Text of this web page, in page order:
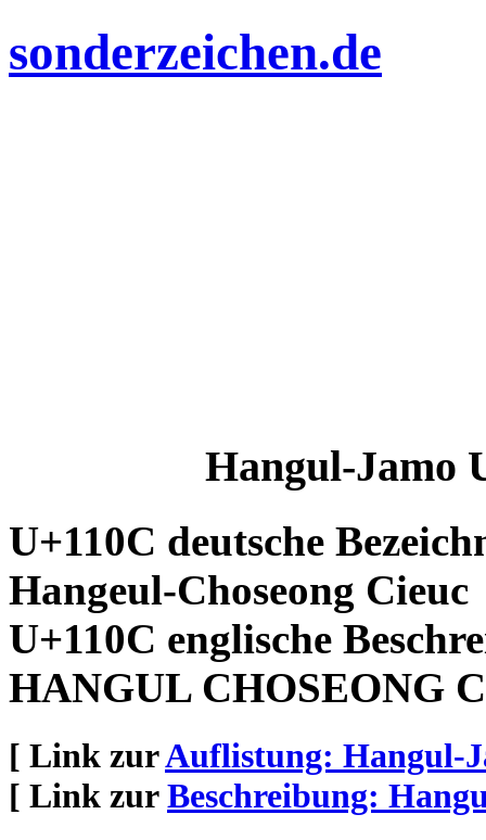
sonderzeichen.de
Hangul-Jamo
U+110C deutsche
Hangeul-Choseong Cieuc
U+110C englische
HANGUL CHOSEONG
[ Link zurAuflistung: Hangul-
[ Link zurBeschreibung: